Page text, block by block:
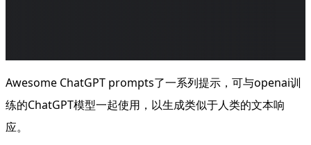
Awesome ChatGPT prompts了一系列提示，可与openai训
练的ChatGPT模型一起使用，以生成类似于人类的文本响
应。